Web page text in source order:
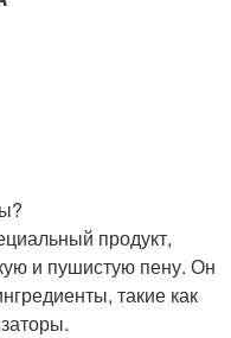
продукт,
и пушистую пену. Он
такие как